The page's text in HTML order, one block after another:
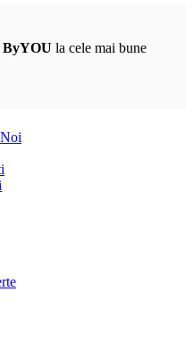
ByYOU la cele mai bune